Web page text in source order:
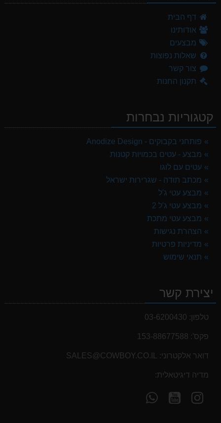
דף הבית
אודותינו
מבצעים
שאלות נפוצות
צור קשר
תקנון החנות
קטגוריות נבחרות
פותחני בקבוקים - Anodize Design
מבצע - עטים בכמויות קטנות
עטים עם לוגו
מכתב תודה - שגרירות ישראל
מבצע עטי ג'ל
מבצע עטי ג'ל 2
מבצע עטי מתכת
הצהרת נגישות
מדיניות פרטיות
תנאי שימוש
יצירת קשר
טלפון: 03-6200430
פקס': 153-88677588
דואר אלקטרוני: SALES@COWBOY.CO.IL
מדיה דיגיטאלית:
עקוב
אחרינו
עקוב
אחרינו